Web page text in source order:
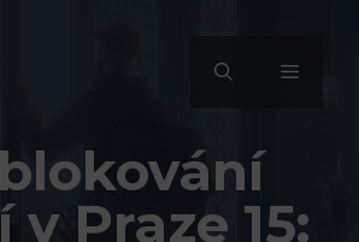
MENU
v Praze 15: